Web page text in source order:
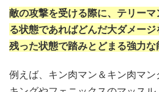
敵の攻撃を受ける際に、テリー
る状態であればどんだ大ダメー
残った状態で踏みとどまる強力な
例えば、キン肉マン＆キン肉マ